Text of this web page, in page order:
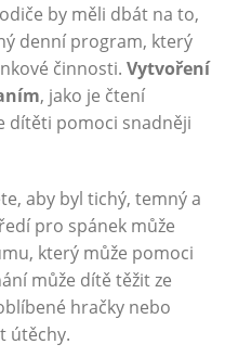
by měli dbát na to,
denní program, který
činnosti. Vytvoření
, jako je čtení
dítěti pomoci snadněji
aby byl tichý, temný a
pro spánek může
který může pomoci
může dítě těžit ze
hračky nebo
útěchy.